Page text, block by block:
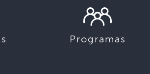
Programas